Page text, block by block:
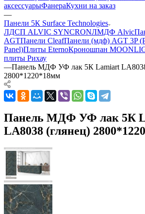
аксессуарыФанераКухни на заказ
—
Панели 5К Surface Technologies
ЛДСП ALVIC SYNCRONЛМДФ Alvic
AGTПанели CleafПанели (мдф) AGT 3P
Panel)Плиты EternoКроношпан
плиты Рихау
—Панель МДФ УФ лак 5К Lamiart
2800*1220*18мм
Панель МДФ УФ лак 5К
LA8038 (глянец)